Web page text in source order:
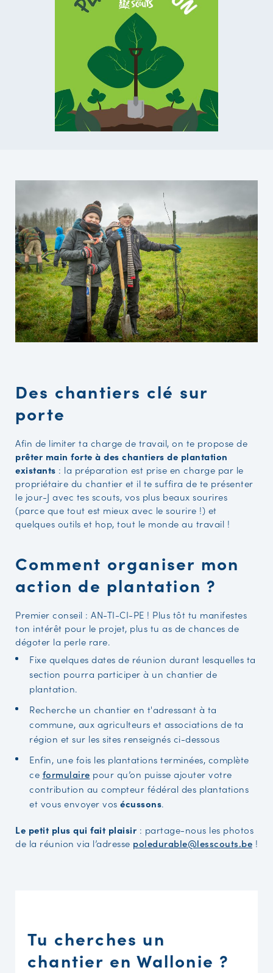
Des chantiers clé sur
porte
Afin de limiter ta charge de travail, on te propose de
prêter main forte à des chantiers de plantation
existants : la préparation est prise en charge par le
propriétaire du chantier et il te suffira de te présenter
le jour-J avec tes scouts, vos plus beaux sourires
(parce que tout est mieux avec le sourire !) et
quelques outils et hop, tout le monde au travail !
Comment organiser mon
action de plantation ?
Premier conseil : AN-TI-CI-PE ! Plus tôt tu manifestes
ton intérêt pour le projet, plus tu as de chances de
dégoter la perle rare.
Fixe quelques dates de réunion durant lesquelles ta
section pourra participer à un chantier de
plantation.
Recherche un chantier en t'adressant à ta
commune, aux agriculteurs et associations de ta
région et sur les sites renseignés ci-dessous
Enfin, une fois les plantations terminées, complète
ce formulaire pour qu’on puisse ajouter votre
contribution au compteur fédéral des plantations
et vous envoyer vos écussons.
Le petit plus qui fait plaisir : partage-nous les photos
de la réunion via l’adresse poledurable@lesscouts.be !
Tu cherches un
chantier en Wallonie ?